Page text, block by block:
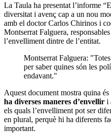
La Taula ha presentat l’informe
diversitat i avenç cap a un nou
amb el doctor Carlos Chirinos i
Montserrat Falguera,
l’envelliment dintre de l’entitat.
Montserrat Falguera:
per saber quines són les
endavant."
Aquest document mostra quina
ha diverses maneres d’envellir i
els quals l’envelliment pot ser
en plural, perquè hi ha diferents
important.